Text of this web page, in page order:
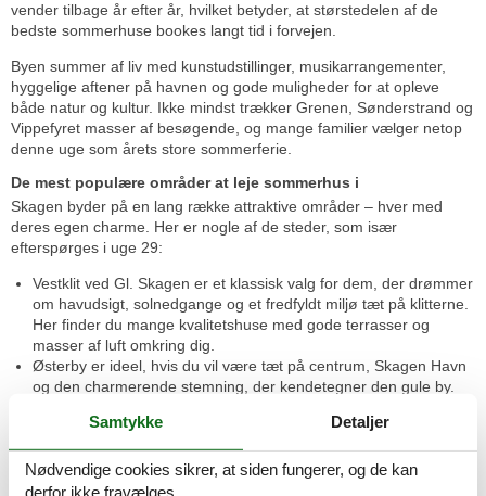
vender tilbage år efter år, hvilket betyder, at størstedelen af de
bedste sommerhuse bookes langt tid i forvejen.
Byen summer af liv med kunstudstillinger, musikarrangementer,
hyggelige aftener på havnen og gode muligheder for at opleve
både natur og kultur. Ikke mindst trækker Grenen, Sønderstrand og
Vippefyret masser af besøgende, og mange familier vælger netop
denne uge som årets store sommerferie.
De mest populære områder at leje sommerhus i
Skagen byder på en lang række attraktive områder – hver med
deres egen charme. Her er nogle af de steder, som især
efterspørges i uge 29:
Vestklit ved Gl. Skagen er et klassisk valg for dem, der drømmer
om havudsigt, solnedgange og et fredfyldt miljø tæt på klitterne.
Her finder du mange kvalitetshuse med gode terrasser og
masser af luft omkring dig.
Østerby er ideel, hvis du vil være tæt på centrum, Skagen Havn
og den charmerende stemning, der kendetegner den gule by.
Skagen Syd byder på et roligere og mere naturskønt miljø, men
stadig i kort afstand til både strand og aktiviteter. Her får du ofte
lidt mere plads og gode rammer for familier.
Hulsig og Ålbæk er populære alternativer for dem, der ønsker
Samtykke Detaljer
Nødvendige cookies sikrer, at siden fungerer, og de kan
derfor ikke fravælges.